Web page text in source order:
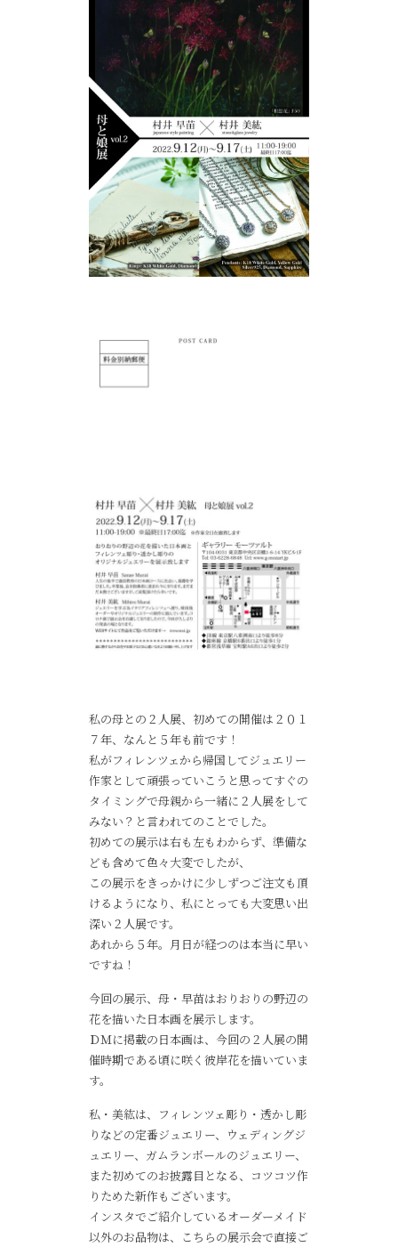
私の母との２人展、初めての開催は２０１
７年、なんと５年も前です！
私がフィレンツェから帰国してジュエリー
作家として頑張っていこうと思ってすぐの
タイミングで母親から一緒に２人展をして
みない？と言われてのことでした。
初めての展示は右も左もわからず、準備な
ども含めて色々大変でしたが、
この展示をきっかけに少しずつご注文も頂
けるようになり、私にとっても大変思い出
深い２人展です。
あれから５年。月日が経つのは本当に早い
ですね！
今回の展示、母・早苗はおりおりの野辺の
花を描いた日本画を展示します。
ＤＭに掲載の日本画は、今回の２人展の開
催時期である頃に咲く彼岸花を描いていま
す。
私・美紘は、フィレンツェ彫り・透かし彫
りなどの定番ジュエリー、ウェディングジ
ュエリー、ガムランボールのジュエリー、
また初めてのお披露目となる、コツコツ作
りためた新作もございます。
インスタでご紹介しているオーダーメイド
以外のお品物は、こちらの展示会で直接ご